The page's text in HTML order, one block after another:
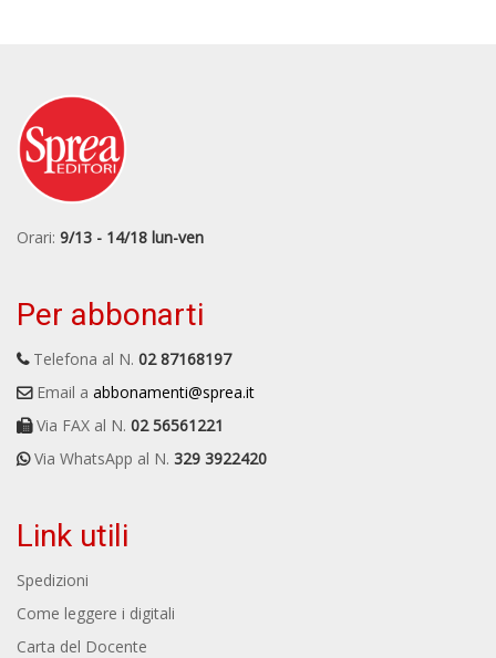
Orari: 9/13 - 14/18 lun-ven
Per abbonarti
Telefona al N. 02 87168197
Email a abbonamenti@sprea.it
Via FAX al N. 02 56561221
Via WhatsApp al N. 329 3922420
Link utili
Spedizioni
Come leggere i digitali
Carta del Docente